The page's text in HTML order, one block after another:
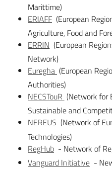
Regione
Emilia-
Romagna
Regione
Novità
Servizi
Leggi Atti Bandi
Marittime)
ERIAFF (European
Agriculture, Food and
ERRIN (European
Network)
Euregha (European
Authorities)
NECSTouR (Network for
Sustainable and
NEREUS (Network of
Technologies)
RegHub - Network of
Vanguard Initiative -